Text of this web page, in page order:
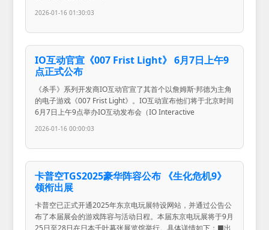
2026-01-16 01:30:03
IO互动官宣《007 Frist Light》 6月7日上午9
点正式公布
《杀手》系列开发商IO互动官宣了其首个以詹姆斯·邦德为主角
的电子游戏《007 Frist Light》。IO互动宣布他们将于北京时间
6月7日上午9点举办IO互动发布会（IO Interactive
2026-01-16 00:00:03
卡普空TGS2025豪华阵容公布 《生化危机9》
领衔出展
卡普空已正式开通2025年东京电玩展特设网站，并通过公告公
布了本届展会的游戏阵容与活动日程。本届东京电玩展将于9月
25日至28日在日本千叶幕张展览馆举行。具体详情如下：■出